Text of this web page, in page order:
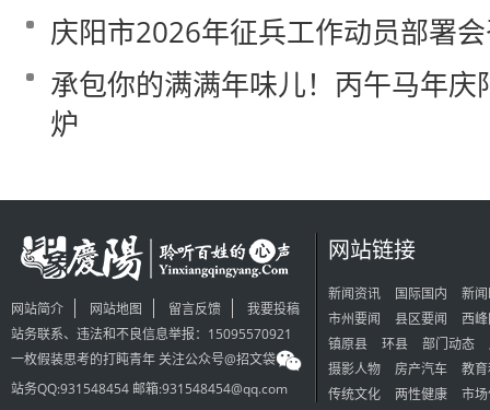
庆阳市2026年征兵工作动员部署
承包你的满满年味儿！丙午马年
炉
网站简介 网站地图 留言反馈
我要投稿
站务联系、违法和不良信息举报：15095570921
一枚假装思考的打盹青年 关注公众号@招文袋
站务QQ:931548454 邮箱:931548454@qq.com
网站链接
新闻资讯 国际国内
新
市州要闻
县区要闻
西
镇原县
环县 部门动态
摄影人物
房产汽车
教
传统文化
两性健康
市